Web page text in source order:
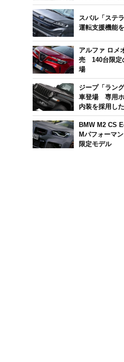
ス
スバル「ステ
運転支援機能
アルファ ロメ
売 140台限定
場
ジープ「ラン
車登場 専用ホ
内装を採用し
BMW M2 CS
Mパフォーマ
限定モデル